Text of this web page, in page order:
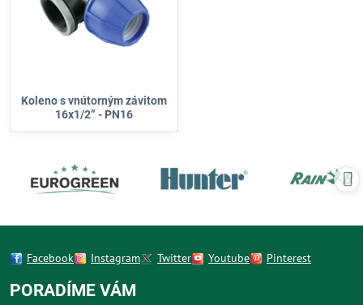
Koleno s vnútorným závitom
16x1/2” - PN16
Facebook Instagram Twitter Youtube Pinterest
PORADÍME VÁM